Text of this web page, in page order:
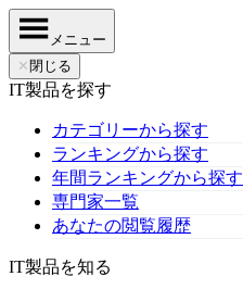
メニュー
✕ 閉じる
IT製品を探す
カテゴリーから探す
ランキングから探す
年間ランキングから探す
専門家一覧
あなたの閲覧履歴
IT製品を知る